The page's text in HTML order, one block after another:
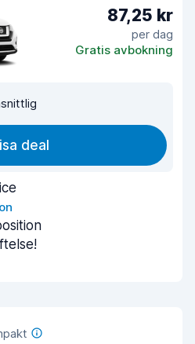
87,25 kr
per dag
Gratis avbokning
deal